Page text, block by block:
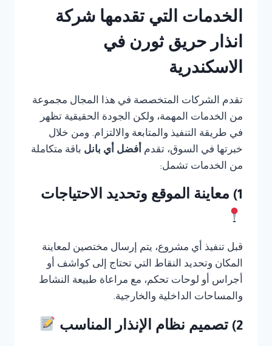
الخدمات التي تقدمها شركة
انذار حريق ثورن في
الاسكندرية
تقدم الشركات المتخصصة في هذا المجال مجموعة
من الخدمات المهمة، ولكن الجودة الحقيقية تظهر
في طريقة التنفيذ والمتابعة والالتزام. ومن خلال
خبرتها في السوق، تقدم أفضل أي بانل باقة متكاملة
من الخدمات تشمل:
1) معاينة الموقع وتحديد الاحتياجات
قبل تنفيذ أي مشروع، يتم إرسال مختصين لمعاينة
المكان وتحديد النقاط التي تحتاج إلى كواشف أو
أجراس أو لوحات تحكم، مع مراعاة طبيعة النشاط
والمساحات الداخلية والخارجية.
2) تصميم نظام الإنذار المناسب